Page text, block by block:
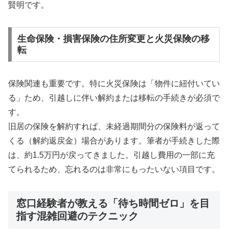
賢明です。
生命保険・損害保険の住所変更と火災保険の移
転
保険関連も重要です。特に火災保険は「物件に紐付いてい
る」ため、引越しに伴い解約または移転の手続きが必須で
す。
旧居の保険を解約すれば、未経過期間分の保険料が返って
くる（解約返戻金）場合があります。筆者が手続きした際
は、約1.5万円が戻ってきました。引越し費用の一部に充
てられるため、忘れるのは非常にもったいない項目です。
窓口経験者が教える「待ち時間ゼロ」を目
指す混雑回避のテクニック